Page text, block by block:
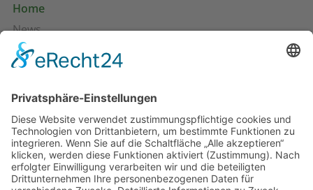
Home
News
Pressespiegel
Profil
Projekte & Angebote
Publikationen
Kontakt